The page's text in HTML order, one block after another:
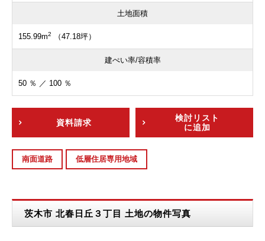
土地面積
155.99m2 （47.18坪）
建ぺい率/容積率
50 ％ ／ 100 ％
資料請求
検討リスト
に追加
南面道路 低層住居専用地域
茨木市 北春日丘３丁目 土地の物件写真